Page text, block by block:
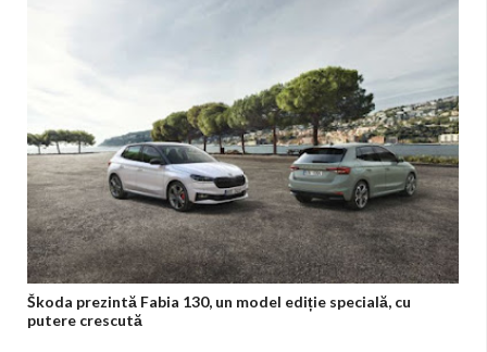
Škoda prezintă Fabia 130, un model ediție specială, cu
putere crescută